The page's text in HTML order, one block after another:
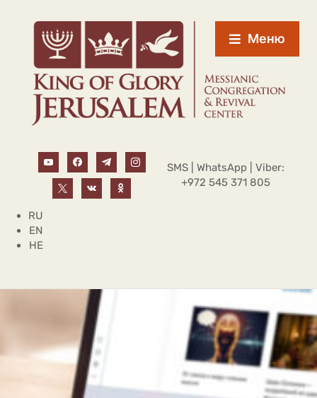
Меню
SMS | WhatsApp | Viber:
+972 545 371 805
RU
EN
HE